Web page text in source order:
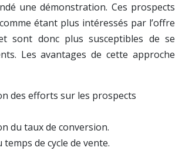
une démonstration. Ces prospects
étant plus intéressés par l’offre
sont donc plus susceptibles de se
Les avantages de cette approche
des efforts sur les prospects
du taux de conversion.
temps de cycle de vente.